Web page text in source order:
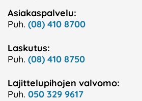
Asiakaspalvelu:
Puh. (08) 410 8700
Laskutus:
Puh. (08) 410 8750
Lajittelupihojen valvomo:
Puh. 050 329 9617